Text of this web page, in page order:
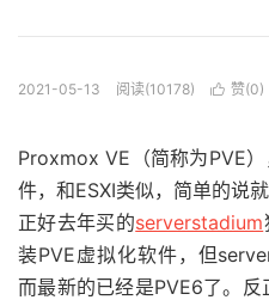
2021-05-13 阅读(10178)  赞(0)
Proxmox VE（简称为PVE
件，和ESXI类似，简单的说
正好去年买的serverstadium
装PVE虚拟化软件，但
而最新的已经是PVE6了。